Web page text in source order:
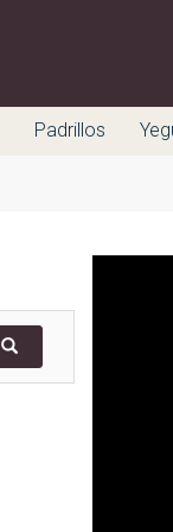
Padrillos